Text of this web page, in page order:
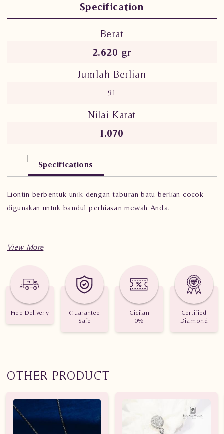
Specification
Berat
2.620 gr
Jumlah Berlian
91
Nilai Karat
1.070
Specifications
Liontin berbentuk unik dengan taburan batu berlian cocok
digunakan untuk bandul perhiasan mewah Anda.
Spesifikasi penting untuk perhiasan Liontin Berlian Wanita
Berat: 2.620 gram
Jumlah berlian: 91 buah
Nilai karat: 1.070 karat
Free Delivery
Guarantee
Safe
Cicilan
0%
Certified
Diamond
OTHER PRODUCT